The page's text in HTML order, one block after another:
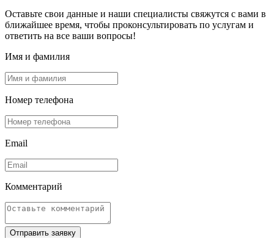
Оставьте свои данные и наши специалисты свяжутся с вами в
ближайшее время, чтобы проконсультировать по услугам и
ответить на все ваши вопросы!
Имя и фамилия
Номер телефона
Email
Комментарий
Отправить заявку